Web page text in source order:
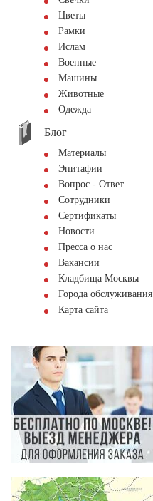
Цветы
Рамки
Ислам
Военные
Машины
Животные
Одежда
Блог
Материалы
Эпитафии
Вопрос - Ответ
Сотрудники
Сертификаты
Новости
Пресса о нас
Вакансии
Кладбища Москвы
Города обслуживания
Карта сайта